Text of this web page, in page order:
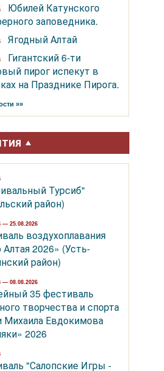
— 08.08.2026
35 фестиваль народного
Юбилей Катунского
заповедника.
Ягодный Алтай
Гигантский 6-ти
пирог испекут в
на Празднике Пирога.
»»
Турсиб"
район)
— 25.08.2026
воздухоплавания
2026» (Усть-
район)
— 08.08.2026
35 фестиваль
творчества и спорта
Михаила Евдокимова
2026
"Салопские Игры -